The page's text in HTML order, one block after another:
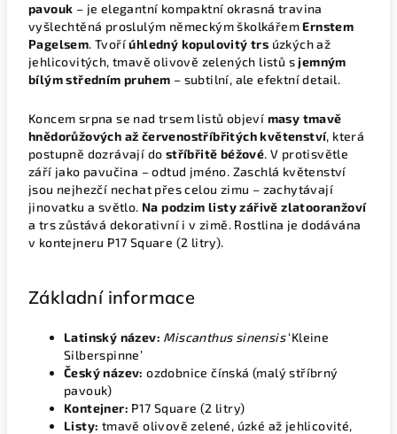
pavouk – je elegantní kompaktní okrasná travina
vyšlechtěná proslulým německým školkářemErnstem
Pagelsem. Tvoříúhledný kopulovitý trs úzkých až
jehlicovitých, tmavě olivově zelených listů s jemným
bílým středním pruhem – subtilní, ale efektní detail.
Koncem srpna se nad trsem listů objeví masy tmavě
hnědorůžových až červenostříbřitých květenství, která
postupně dozrávají do stříbřitě béžové. V protisvětle
září jako pavučina – odtud jméno. Zaschlá květenství
jsou nejhezčí nechat přes celou zimu – zachytávají
jinovatku a světlo. Na podzim listy zářivě zlatooranžoví
a trs zůstává dekorativní i v zimě. Rostlina je dodávána
v kontejneru P17 Square (2 litry).
Základní informace
Latinský název: Miscanthus sinensis‘Kleine
Silberspinne’
Český název: ozdobnice čínská (malý stříbrný
pavouk)
Kontejner: P17 Square (2 litry)
Listy: tmavě olivově zelené, úzké až jehlicovité,